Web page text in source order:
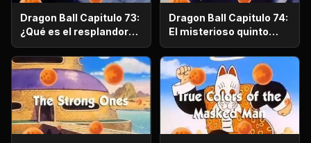
Dragon Ball Capitulo 73:
¿Qué es el resplandor
del diablo?
Dragon Ball Capitulo 74:
El misterioso quinto
participante